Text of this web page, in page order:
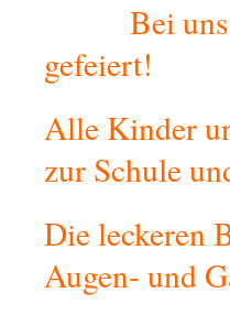
Bei uns
gefeiert!
Alle Kinder
zur Schule
Die leckeren
Augen- und